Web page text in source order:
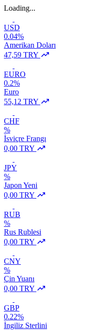
Loading...
USD
0.04%
Amerikan Doları
47,59 TRY
EURO
0.2%
Euro
55,12 TRY
CHF
%
İsviçre Frangı
0,00 TRY
JPY
%
Japon Yeni
0,00 TRY
RUB
%
Rus Rublesi
0,00 TRY
CNY
%
Çin Yuanı
0,00 TRY
GBP
0.22%
İngiliz Sterlini